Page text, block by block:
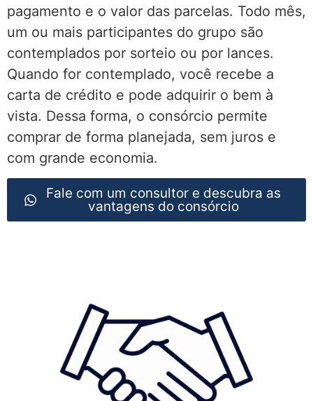
pagamento e o valor das parcelas. Todo mês,
um ou mais participantes do grupo são
contemplados por sorteio ou por lances.
Quando for contemplado, você recebe a
carta de crédito e pode adquirir o bem à
vista. Dessa forma, o consórcio permite
comprar de forma planejada, sem juros e
com grande economia.
Fale com um consultor e descubra as
vantagens do consórcio